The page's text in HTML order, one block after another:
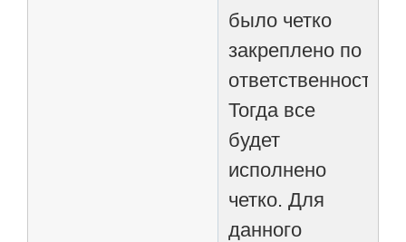
было четко
закреплено по
ответственности.
Тогда все
будет
исполнено
четко. Для
данного